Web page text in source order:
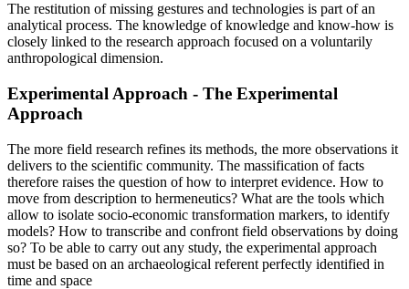
The restitution of missing gestures and technologies is part of an
analytical process. The knowledge of knowledge and know-how is
closely linked to the research approach focused on a voluntarily
anthropological dimension.
Experimental Approach - The Experimental
Approach
The more field research refines its methods, the more observations it
delivers to the scientific community. The massification of facts
therefore raises the question of how to interpret evidence. How to
move from description to hermeneutics? What are the tools which
allow to isolate socio-economic transformation markers, to identify
models? How to transcribe and confront field observations by doing
so? To be able to carry out any study, the experimental approach
must be based on an archaeological referent perfectly identified in
time and space